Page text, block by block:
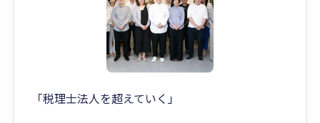
「税理士法人を超えていく」